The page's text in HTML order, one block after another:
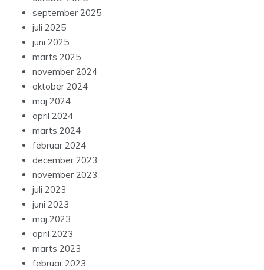
september 2025
juli 2025
juni 2025
marts 2025
november 2024
oktober 2024
maj 2024
april 2024
marts 2024
februar 2024
december 2023
november 2023
juli 2023
juni 2023
maj 2023
april 2023
marts 2023
februar 2023